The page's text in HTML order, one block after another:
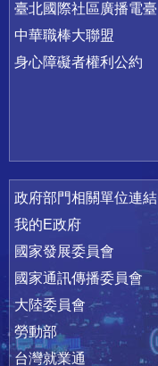
臺北國際社區廣播電臺
中華職棒大聯盟
身心障礙者權利公約
政府部門相關單位連結
我的E政府
國家發展委員會
國家通訊傳播委員會
大陸委員會
勞動部
台灣就業通